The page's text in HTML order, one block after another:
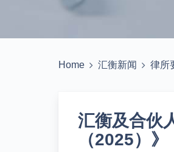
Home 汇衡新闻 律所
汇衡及合伙
（2025）》